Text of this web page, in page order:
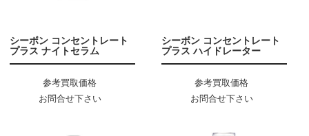
シーボン コンセントレート
プラス ナイトセラム
参考買取価格
お問合せ下さい
シーボン コンセントレート
プラス ハイドレーター
参考買取価格
お問合せ下さい